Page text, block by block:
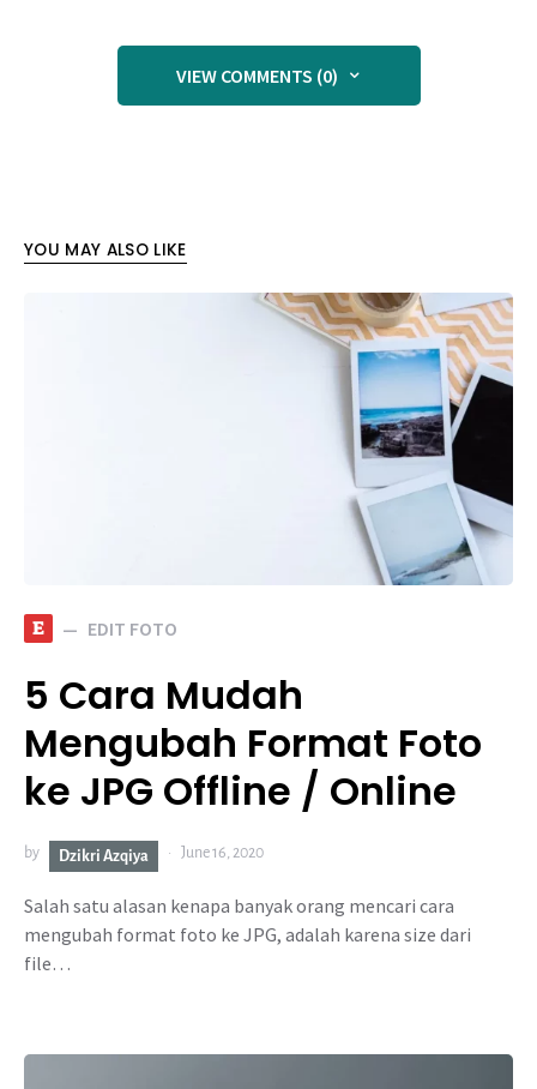
VIEW COMMENTS (0)
YOU MAY ALSO LIKE
E EDIT FOTO
5 Cara Mudah
Mengubah Format Foto
ke JPG Offline / Online
by Dzikri Azqiya June 16, 2020
Salah satu alasan kenapa banyak orang mencari cara
mengubah format foto ke JPG, adalah karena size dari
file…